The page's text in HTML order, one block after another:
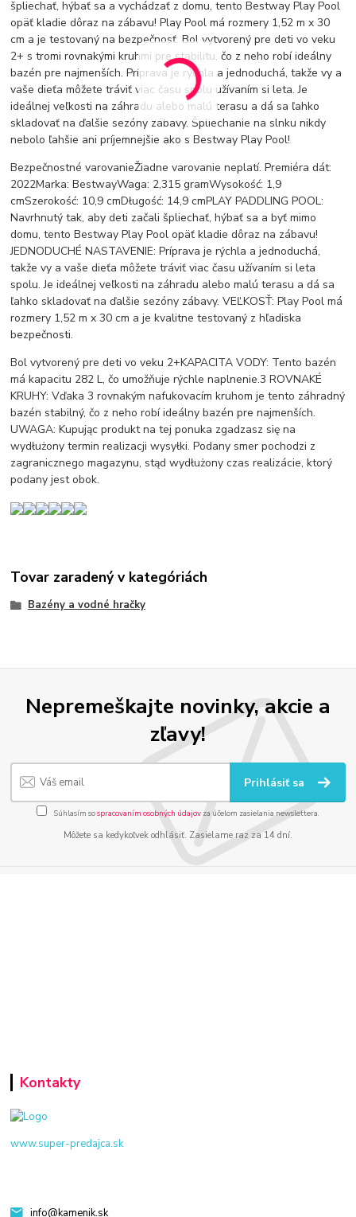
špliechať, hýbať sa a vychádzať z domu, tento Bestway Play Pool
opäť kladie dôraz na zábavu! Play Pool má rozmery 1,52 m x 30
cm a je testovaný na bezpečnosť. Bol vytvorený pre deti vo veku
2+ s tromi rovnakými kruhmi pre stabilitu, čo z neho robí ideálny
bazén pre najmenších. Príprava je rýchla a jednoduchá, takže vy a
vaše dieťa môžete tráviť viac času spolu užívaním si leta. Je
ideálnej veľkosti na záhradu alebo malú terasu a dá sa ľahko
skladovať na ďalšie sezóny zábavy. Špliechanie na slnku nikdy
nebolo ľahšie ani príjemnejšie ako s Bestway Play Pool!
Bezpečnostné varovanieŽiadne varovanie neplatí. Premiéra dát:
2022Marka: BestwayWaga: 2,315 gramWysokość: 1,9
cmSzerokość: 10,9 cmDługość: 14,9 cmPLAY PADDLING POOL:
Navrhnutý tak, aby deti začali špliechať, hýbať sa a byť mimo
domu, tento Bestway Play Pool opäť kladie dôraz na zábavu!
JEDNODUCHÉ NASTAVENIE: Príprava je rýchla a jednoduchá,
takže vy a vaše dieťa môžete tráviť viac času užívaním si leta
spolu. Je ideálnej veľkosti na záhradu alebo malú terasu a dá sa
ľahko skladovať na ďalšie sezóny zábavy. VEĽKOSŤ: Play Pool má
rozmery 1,52 m x 30 cm a je kvalitne testovaný z hľadiska
bezpečnosti.
Bol vytvorený pre deti vo veku 2+KAPACITA VODY: Tento bazén
má kapacitu 282 L, čo umožňuje rýchle naplnenie.3 ROVNAKÉ
KRUHY: Vďaka 3 rovnakým nafukovacím kruhom je tento záhradný
bazén stabilný, čo z neho robí ideálny bazén pre najmenších.
UWAGA: Kupując produkt na tej ponuka zgadzasz się na
wydłużony termin realizacji wysyłki. Podany smer pochodzi z
zagranicznego magazynu, stąd wydłużony czas realizácie, ktorý
podany jest obok.
Tovar zaradený v kategóriách
Bazény a vodné hračky
Nepremeškajte novinky, akcie a
zľavy!
Prihlásiť sa
Súhlasím sospracovaním osobných údajov za účelom zasielania newslettera.
Môžete sa kedykoľvek odhlásiť. Zasielame raz za 14 dní.
Kontakty
www.super-predajca.sk
info@kamenik.sk